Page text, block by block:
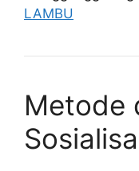
LAMBU
Metode